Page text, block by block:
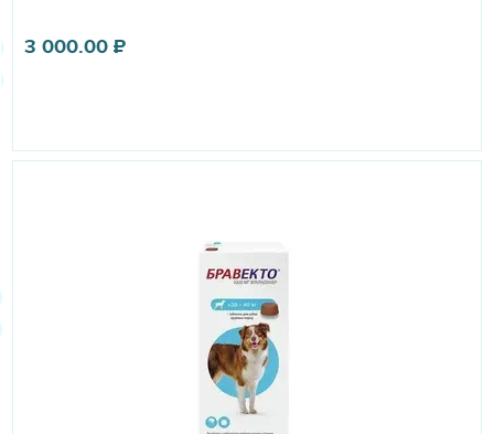
3 000.00₽